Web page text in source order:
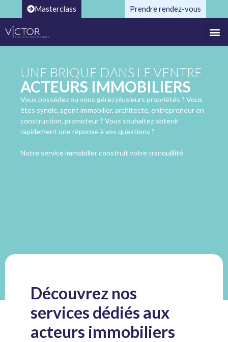
Masterclass Prendre rendez-vous
UNE BRIQUE DANS LE VENTRE
ACTEURS IMMOBILIERS
Vous possédez ou vous gérez plusieurs propriétés ? Vous
êtes syndic, agent immobilier, architecte, entrepreneur en
construction, promoteur ? Vous souhaitez obtenir
rapidement une réponse à vos questions ?
Notre service immobilier construit votre tranquillité
Découvrez nos
services dédiés aux
acteurs immobiliers